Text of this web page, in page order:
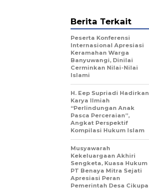
Berita Terkait
Peserta Konferensi
Internasional Apresiasi
Keramahan Warga
Banyuwangi, Dinilai
Cerminkan Nilai-Nilai
Islami
H. Eep Supriadi Hadirkan
Karya Ilmiah
“Perlindungan Anak
Pasca Perceraian”,
Angkat Perspektif
Kompilasi Hukum Islam
Musyawarah
Kekeluargaan Akhiri
Sengketa, Kuasa Hukum
PT Benaya Mitra Sejati
Apresiasi Peran
Pemerintah Desa Cikupa